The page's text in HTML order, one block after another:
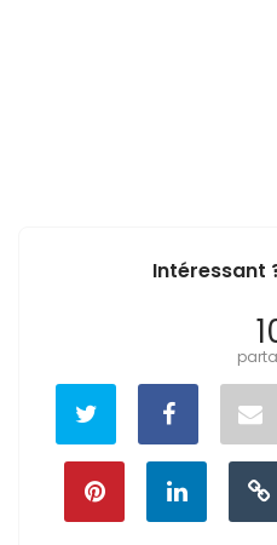
Intéressant